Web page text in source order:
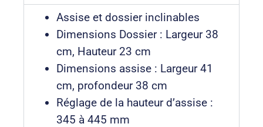
Assise et dossier inclinables
Dimensions Dossier : Largeur 38
cm, Hauteur 23 cm
Dimensions assise : Largeur 41
cm, profondeur 38 cm
Réglage de la hauteur d’assise :
345 à 445 mm